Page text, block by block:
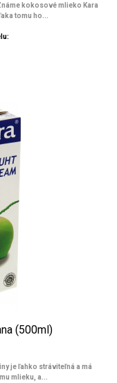
kokosové mlieko Kara
tomu ho...
(500ml)
je ľahko stráviteľná a má
mlieku, a...